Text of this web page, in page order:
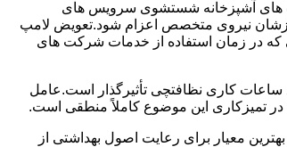
های آشپزخانه شستشوی سرویس های
نیروی متخصص اعزام شود.تعویض لامپ
که در زمان استفاده از خدمات شرکت های
کاری نظافتچی تأثیرگذار است.عامل
تمیزکاری این موضوع کاملاً منطقی است.
معیار برای رعایت اصول بهداشتی از